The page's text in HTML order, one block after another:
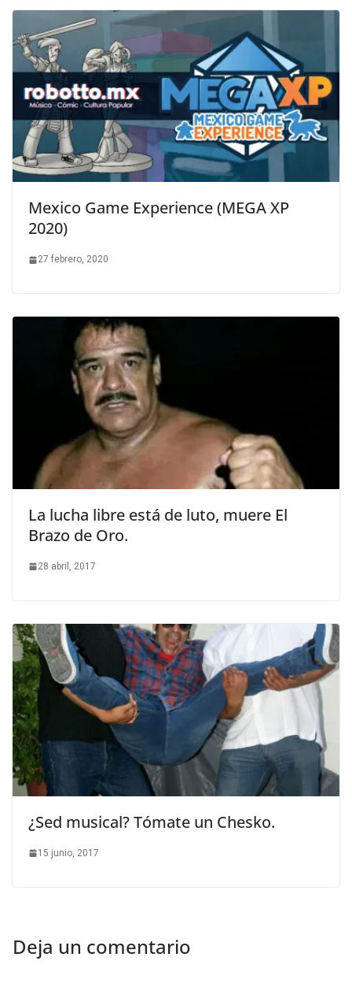
Mexico Game Experience (MEGA XP
2020)
27 febrero, 2020
La lucha libre está de luto, muere El
Brazo de Oro.
28 abril, 2017
¿Sed musical? Tómate un Chesko.
15 junio, 2017
Deja un comentario